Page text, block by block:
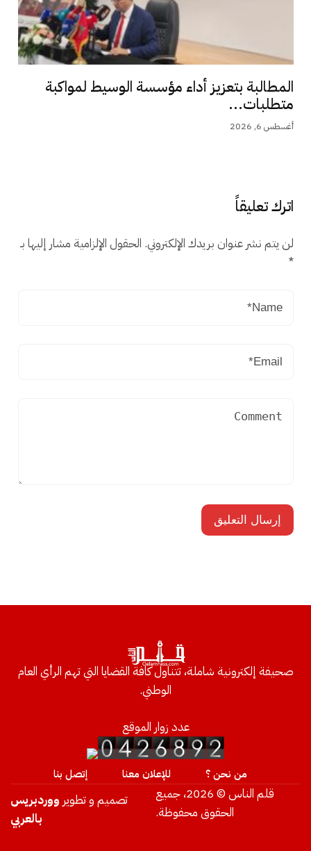
المطالبة بتعزيز أداء مؤسسة الوسيط لمواكبة
متطلبات...
أغسطس 6, 2026
اترك تعليقاً
لن يتم نشر عنوان بريدك الإلكتروني. الحقول الإلزامية مشار إليها بـ
*
صحيفة إلكترونية شاملة، تتناول كافة القضايا التي تهم الرأي العام
الوطني.
عدد زوار الموقع
من نحن ؟ للإعلان معنا إتصل بنا
قلم الناس © 2026، جميع
الحقوق محفوظة.
تصميم و تطوير ووردبريس
بالعربي